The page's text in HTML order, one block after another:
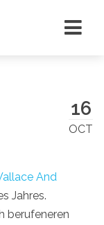
16
OCT
And
Jahres.
berufeneren